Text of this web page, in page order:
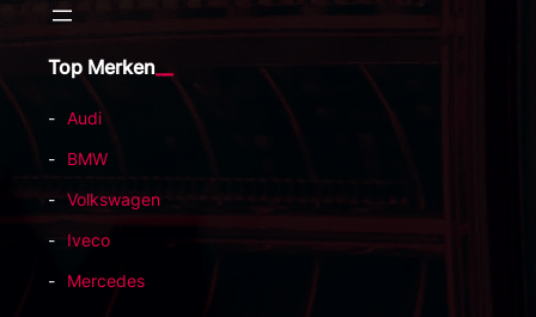
Top Merken
Audi
BMW
Volkswagen
Iveco
Mercedes